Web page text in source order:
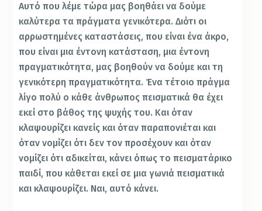
Αυτό που λέμε τώρα μας βοηθάει να δούμε
καλύτερα τα πράγματα γενικότερα. Διότι οι
αρρωστημένες καταστάσεις, που είναι ένα άκρο,
που είναι μια έντονη κατάσταση, μια έντονη
πραγματικότητα, μας βοηθούν να δούμε και τη
γενικότερη πραγματικότητα. Ένα τέτοιο πράγμα
λίγο πολύ ο κάθε άνθρωπος πεισματικά θα έχει
εκεί στο βάθος της ψυχής του. Και όταν
κλαψουρίζει κανείς και όταν παραπονιέται και
όταν νομίζει ότι δεν τον προσέχουν και όταν
νομίζει ότι αδικείται, κάνει όπως το πεισματάρικο
παιδί, που κάθεται εκεί σε μια γωνιά πεισματικά
και κλαψουρίζει. Ναι, αυτό κάνει.